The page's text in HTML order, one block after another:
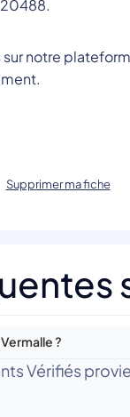
20488.
notre
Supprimer ma fiche
?
Vérifiés